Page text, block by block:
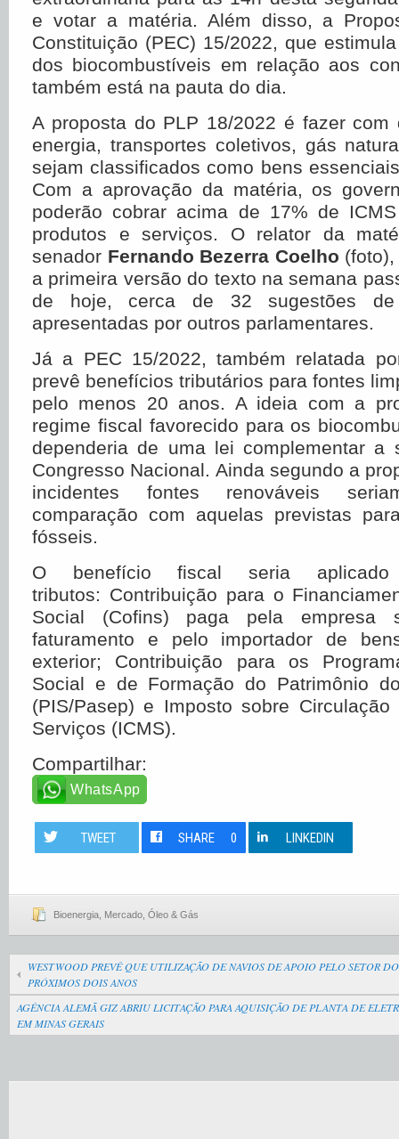
e votar a matéria. Além disso, a
Constituição (PEC) 15/2022, que
dos biocombustíveis em relação aos
também está na pauta do dia.
A proposta do PLP 18/2022 é fazer com
energia, transportes coletivos, gás
sejam classificados como bens
Com a aprovação da matéria, os
poderão cobrar acima de 17% de
produtos e serviços. O relator da
senador Fernando Bezerra Coelho
a primeira versão do texto na semana
de hoje, cerca de 32 sugestões de
apresentadas por outros parlamentares.
Já a PEC 15/2022, também relatada
prevê benefícios tributários para fontes
pelo menos 20 anos. A ideia com a
regime fiscal favorecido para os
dependeria de uma lei complementar a
Congresso Nacional. Ainda segundo a
incidentes fontes renováveis
comparação com aquelas previstas
fósseis.
O benefício fiscal seria aplicado
tributos: Contribuição para o
Social (Cofins) paga pela empresa
faturamento e pelo importador de
exterior; Contribuição para os
Social e de Formação do Patrimônio
(PIS/Pasep) e Imposto sobre
Serviços (ICMS).
Compartilhar:
WhatsApp
TWEET SHARE 0 LINKEDIN
Bioenergia Mercado Óleo & Gás
WESTWOOD PREVÊ QUE UTILIZAÇÃO DE NAVIOS DE APOIO PELO SETOR
PRÓXIMOS DOIS ANOS
AGÊNCIA ALEMÃ GIZ ABRIU LICITAÇÃO PARA AQUISIÇÃO DE PLANTA DE
EM MINAS GERAIS